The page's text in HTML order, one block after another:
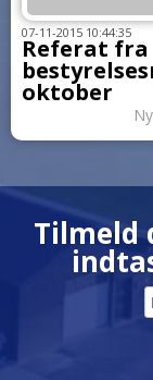
07-11-2015 10:44:35
Referat fra
oktober
Tilmeld